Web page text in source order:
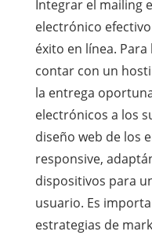
Integrar el mailing
electrónico
éxito en línea.
contar con un
la entrega
electrónicos a los
diseño web de los
responsive,
dispositivos para
usuario. Es
estrategias de